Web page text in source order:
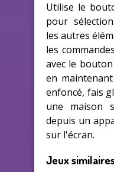
Utilise le
pour
les autres
les
avec le
en
enfoncé, fais
une maison
depuis un
sur l'écran.
Jeux